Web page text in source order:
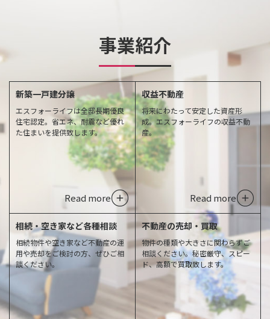
事業紹介
新築一戸建分譲
エスフォーライフは全邸長期優良
住宅認定。省エネ、耐震など優れ
た住まいを提供致します。
Read more
収益不動産
将来にわたって安定した資産形
成。エスフォーライフの収益不動
産。
Read more
相続・空き家など各種相談
相続物件や空き家など不動産の運
用や売却をご検討の方、ぜひご相
談ください。
不動産の売却・買取
物件の種類や大きさに関わらずご
相談ください。秘密厳守、スピー
ド、高額で買取致します。